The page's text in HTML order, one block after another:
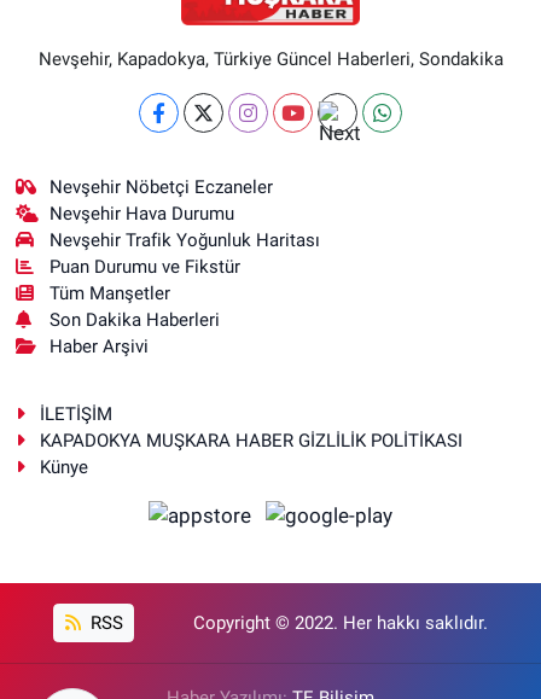
Nevşehir, Kapadokya, Türkiye Güncel Haberleri, Sondakika
Nevşehir Nöbetçi Eczaneler
Nevşehir Hava Durumu
Nevşehir Trafik Yoğunluk Haritası
Puan Durumu ve Fikstür
Tüm Manşetler
Son Dakika Haberleri
Haber Arşivi
İLETİŞİM
KAPADOKYA MUŞKARA HABER GİZLİLİK POLİTİKASI
Künye
RSS Copyright © 2022. Her hakkı saklıdır.